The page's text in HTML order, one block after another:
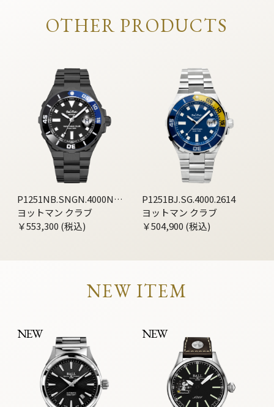
OTHER PRODUCTS
P1251NB.SNGN.4000N36
14
ヨットマン クラブ
￥553,300 (税込)
P1251BJ.SG.4000.2614
ヨットマン クラブ
￥504,900 (税込)
NEW ITEM
NEW NEW